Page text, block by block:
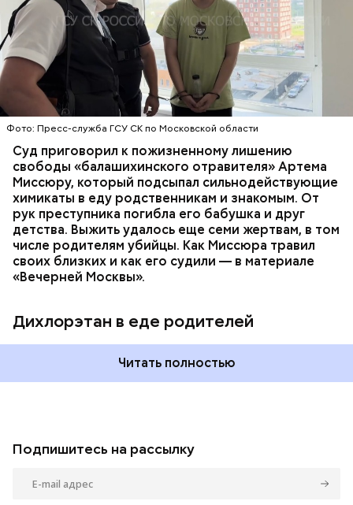
Фото: Пресс-служба ГСУ СК по Московской области
Суд приговорил к пожизненному лишению
свободы «балашихинского отравителя» Артема
Миссюру, который подсыпал сильнодействующие
химикаты в еду родственникам и знакомым. От
рук преступника погибла его бабушка и друг
детства. Выжить удалось еще семи жертвам, в том
числе родителям убийцы. Как Миссюра травил
своих близких и как его судили — в материале
«Вечерней Москвы».
Дихлорэтан в еде родителей
обратились в местную больницу с жалобами на
плохое самочувствие. Врачи не смогли поставить
им точный диагноз, после чего анализы
потерпевших направили на экспертизу. В них
специалисты обнаружили сильнодействующий
химикат дихлорэтан, который не мог попасть в
организм супругов случайно. То же самое вещество
нашли в еде, изъятой из квартиры пострадавших.
Видео: пресс-служба ГСУ СК по Московской области
Читать полностью
ОТРАВЛЕНИЯ БАЛАШИХА
РОДИТЕЛИ
СЛЕДСТВЕННЫЙ КОМИТЕТ
ЭКСПЕРТИЗЫ
Подпишитесь на рассылку